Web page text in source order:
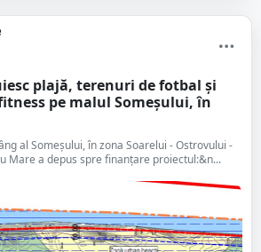
plajă, terenuri de fotbal și
pe malul Someșului, în
al Someșului, în zona Soarelui - Ostrovului -
Mare a depus spre finanțare proiectul:&n...